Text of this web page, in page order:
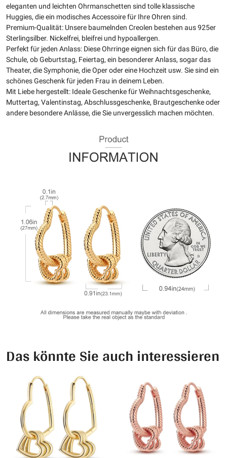
eleganten und leichten Ohrmanschetten sind tolle klassische
Huggies, die ein modisches Accessoire für Ihre Ohren sind.
Premium-Qualität: Unsere baumelnden Creolen bestehen aus 925er
Sterlingsilber. Nickelfrei, bleifrei und hypoallergen.
Perfekt für jeden Anlass: Diese Ohrringe eignen sich für das Büro, die
Schule, ob Geburtstag, Feiertag, ein besonderer Anlass, sogar das
Theater, die Symphonie, die Oper oder eine Hochzeit usw. Sie sind ein
schönes Geschenk für jeden Frau in deinem Leben.
Mit Liebe hergestellt: Ideale Geschenke für Weihnachtsgeschenke,
Muttertag, Valentinstag, Abschlussgeschenke, Brautgeschenke oder
andere besondere Anlässe, die Sie unvergesslich machen möchten.
Das könnte Sie auch interessieren